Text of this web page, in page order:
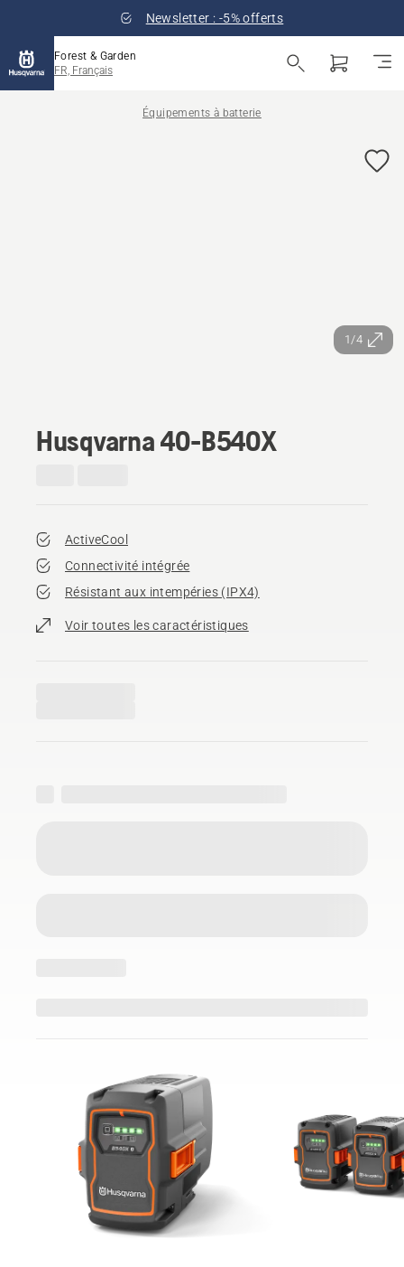
Newsletter : -5% offerts
Forest & Garden
FR, Français
Équipements à batterie
1/4
Husqvarna 40-B540X
ActiveCool
Connectivité intégrée
Résistant aux intempéries (IPX4)
Voir toutes les caractéristiques